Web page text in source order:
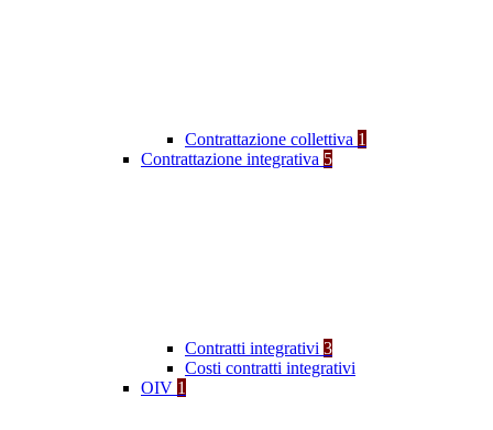
Contrattazione collettiva 1
Contrattazione integrativa 5
Contratti integrativi 3
Costi contratti integrativi
OIV 1